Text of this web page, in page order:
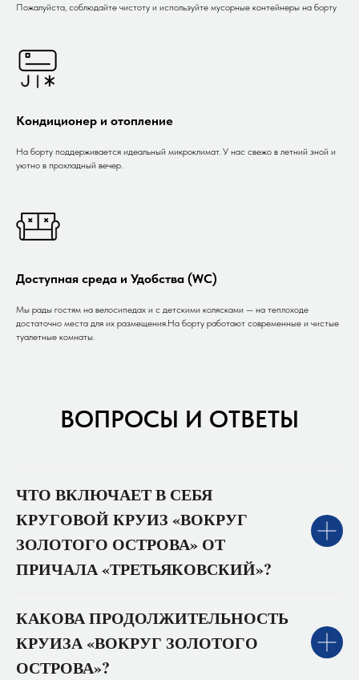
Пожалуйста, соблюдайте чистоту и используйте мусорные контейнеры на борту
Кондиционер и отопление
На борту поддерживается идеальный микроклимат. У нас свежо в летний зной и
уютно в прохладный вечер.
Доступная среда и Удобства (WC)
Мы рады гостям на велосипедах и с детскими колясками — на теплоходе
достаточно места для их размещения.На борту работают современные и чистые
туалетные комнаты.
ВОПРОСЫ И ОТВЕТЫ
ЧТО ВКЛЮЧАЕТ В СЕБЯ
КРУГОВОЙ КРУИЗ «ВОКРУГ
ЗОЛОТОГО ОСТРОВА» ОТ
ПРИЧАЛА «ТРЕТЬЯКОВСКИЙ»?
КАКОВА ПРОДОЛЖИТЕЛЬНОСТЬ
КРУИЗА «ВОКРУГ ЗОЛОТОГО
ОСТРОВА»?